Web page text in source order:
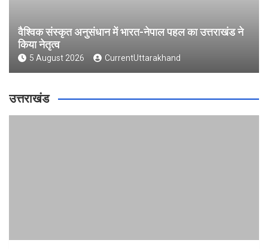
वैश्विक संस्कृत अनुसंधान में भारत-नेपाल पहल का उत्तराखंड ने
किया नेतृत्व
5 August 2026 CurrentUttarakhand
उत्तराखंड